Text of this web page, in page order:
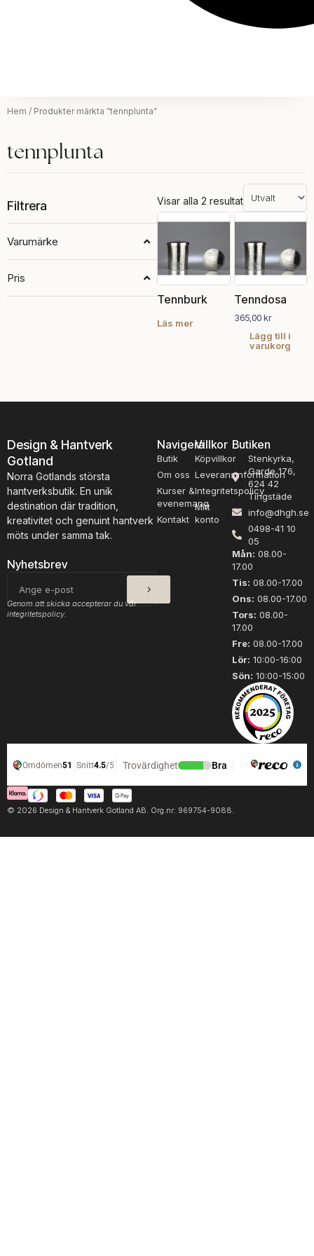
Hem / Produkter märkta ”tennplunta”
tennplunta
Filtrera
Varumärke
Pris
Visar alla 2 resultat
Tennburk
Läs mer
Tenndosa
365,00kr
Lägg till i
varukorg
Design & Hantverk
Gotland
Norra Gotlands största
hantverksbutik. En unik
destination där tradition,
kreativitet och genuint hantverk
möts under samma tak.
Nyhetsbrev
post
SKICKA
Genom att skicka accepterar du vår
integritetspolicy.
Navigera
Butik
Om oss
Kurser &
evenemang
Kontakt
Villkor
Köpvillkor
Leveransinformation
Integritetspolicy
Mitt
konto
Butiken
Stenkyrka,
Garde 176,
624 42
Tingstäde
info@dhgh.se
0498-41 10
05
Mån: 08.00-
17.00
Tis: 08.00-17.00
Ons: 08.00-17.00
Tors: 08.00-
17.00
Fre: 08.00-17.00
Lör: 10:00-16:00
Sön: 10:00-15:00
© 2026 Design & Hantverk Gotland AB. Org.nr: 969754-9088.